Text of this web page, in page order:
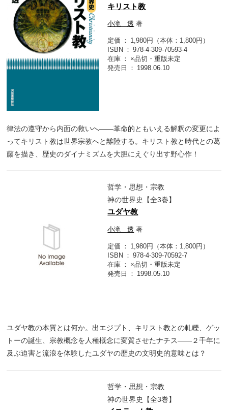
キリスト教
小滝 透 著
定価
1,980円（本体：1,800円）
ISBN
978-4-309-70593-4
在庫
×品切・重版未定
発売日
1998.06.10
律法の遵守から内面の救いへ――革命的ともいえる解釈の変更によ
ってキリスト教は世界宗教へと離陸する。キリスト教と時代との葛
藤を描き、歴史のダイナミズムを大胆にえぐり出す野心作！
哲学・思想・宗教
神の世界史【全3巻】
ユダヤ教
小滝 透 著
定価
1,980円（本体：1,800円）
ISBN
978-4-309-70592-7
在庫
×品切・重版未定
発売日
1998.05.10
ユダヤ教の本質とは何か。出エジプト、キリスト教との軋轢、ゲッ
トーの誕生、宗教概念を人種概念に変質させたナチス――２千年に
及ぶ迫害と流浪を体験したユダヤの歴史の文明史的意味とは？
哲学・思想・宗教
神の世界史【全3巻】